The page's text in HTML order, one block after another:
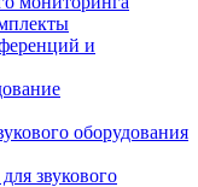
и
оборудования
звукового